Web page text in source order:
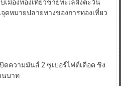
เมืองท่องเที่ยวชายทะเลฝั่งตะวัน
ดหมายปลายทางของการท่องเที่ยว
ดความมันส์ 2 ซูเปอร์ไฟต์เดือด ชิง
นบาท